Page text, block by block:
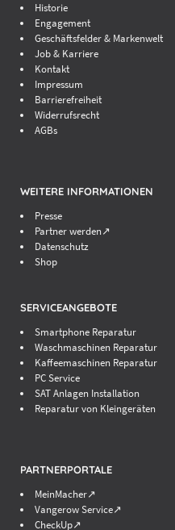
Historie
Engagement
Geschäftsfelder & Markenwelt
Job & Karriere
Kontakt
Impressum
Barrierefreiheit
Widerrufsrecht
AGBs
WEITERE INFORMATIONEN
Presse
Partner werden↗
Datenschutz
Shop
SERVICEANGEBOTE
Smartphone Reparatur
Waschmaschinen Reparatur
Kaffeemaschinen Reparatur
PC Service
SAT Anlagen Installation
Reparatur von Kleingeräten
PARTNERPORTALE
MeinMacher↗
Vangerow Service↗
CheckUp↗